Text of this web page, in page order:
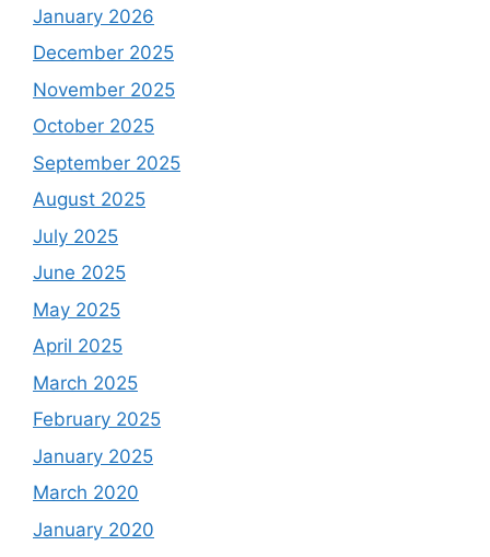
January 2026
December 2025
November 2025
October 2025
September 2025
August 2025
July 2025
June 2025
May 2025
April 2025
March 2025
February 2025
January 2025
March 2020
January 2020